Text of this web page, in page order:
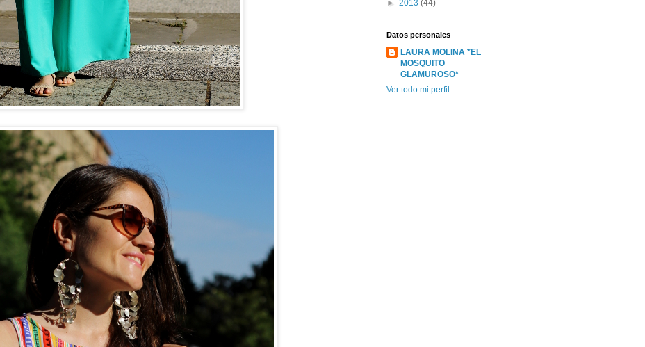
► 2013 (44)
Datos personales
LAURA MOLINA *EL
MOSQUITO
GLAMUROSO*
Ver todo mi perfil